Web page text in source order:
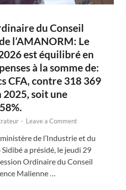
du Conseil
l’AMANORM: Le
est équilibré en
à la somme de:
CFA, contre 318 369
2025, soit une
- Leave a Comment
de l’Industrie et du
a présidé, le jeudi 29
Ordinaire du Conseil
Malienne …